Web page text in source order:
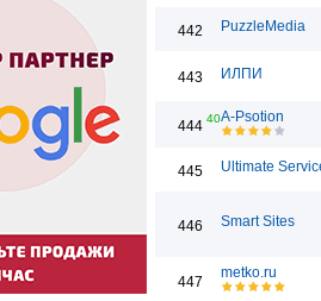
442 PuzzleMedia
443 ИЛПИ
444 40A-Psotion
445 Ultimate
446 Smart Sites
447
metko.ru